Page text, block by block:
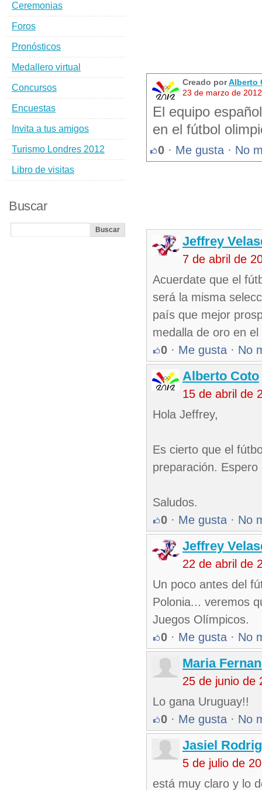
Creado porAlberto
23 de marzo de
El equipo
en el fútbol
0 · Me gusta · No
Jeffrey
7 de abril de
Acuerdate que el
será la misma
país que mejor
medalla de oro en el
0 · Me gusta · No
Alberto Coto
15 de abril de
Hola Jeffrey,
Es cierto que el
preparación.
Saludos.
0 · Me gusta · No
Jeffrey
22 de abril de
Un poco antes del
Polonia... veremos
Juegos Olímpicos.
0 · Me gusta · No
Maria
25 de junio de
Lo gana Uruguay!!
0 · Me gusta · No
Jasiel
5 de julio de
está muy claro y lo
Ceremonias
Foros
Pronósticos
Medallero virtual
Concursos
Encuestas
Invita a tus amigos
Turismo Londres 2012
Libro de visitas
Buscar